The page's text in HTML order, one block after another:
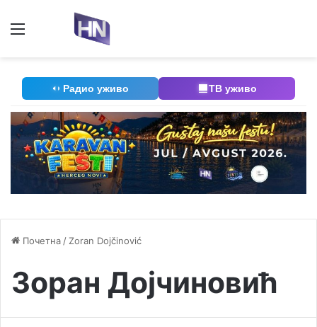
Радио уживо ТВ уживо
Почетна / Zoran Dojčinović
Зоран Дојчиновић